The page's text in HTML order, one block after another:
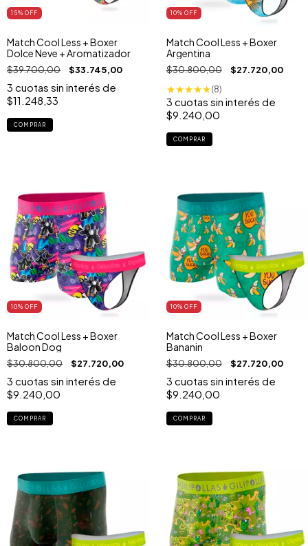
15% OFF
Match Cool Less + Boxer
Dolce Neve + Aromatizador
$39.700,00 $33.745,00
3 cuotas sin interés de
$11.248,33
COMPRAR
10% OFF
Match Cool Less + Boxer
Argentina
$30.800,00 $27.720,00
★★★★★(8)
3 cuotas sin interés de
$9.240,00
COMPRAR
10% OFF
Match Cool Less + Boxer
Baloon Dog
$30.800,00 $27.720,00
3 cuotas sin interés de
$9.240,00
COMPRAR
10% OFF
Match Cool Less + Boxer
Bananin
$30.800,00 $27.720,00
3 cuotas sin interés de
$9.240,00
COMPRAR